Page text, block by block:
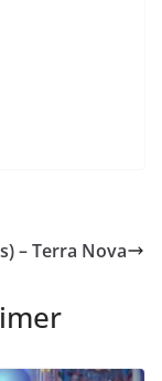
– Terra Nova